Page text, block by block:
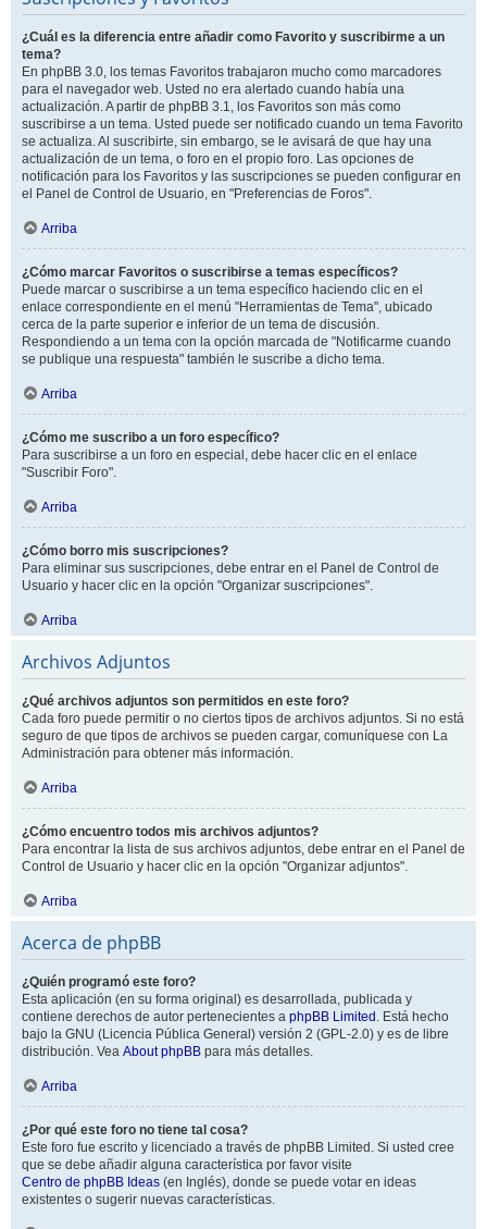
¿Cuál es la diferencia entre añadir como Favorito y suscribirme a un
tema?
En phpBB 3.0, los temas Favoritos trabajaron mucho como marcadores
para el navegador web. Usted no era alertado cuando había una
actualización. A partir de phpBB 3.1, los Favoritos son más como
suscribirse a un tema. Usted puede ser notificado cuando un tema Favorito
se actualiza. Al suscribirte, sin embargo, se le avisará de que hay una
actualización de un tema, o foro en el propio foro. Las opciones de
notificación para los Favoritos y las suscripciones se pueden configurar en
el Panel de Control de Usuario, en "Preferencias de Foros".
Arriba
¿Cómo marcar Favoritos o suscribirse a temas específicos?
Puede marcar o suscribirse a un tema específico haciendo clic en el
enlace correspondiente en el menú "Herramientas de Tema", ubicado
cerca de la parte superior e inferior de un tema de discusión.
Respondiendo a un tema con la opción marcada de "Notificarme cuando
se publique una respuesta" también le suscribe a dicho tema.
Arriba
¿Cómo me suscribo a un foro específico?
Para suscribirse a un foro en especial, debe hacer clic en el enlace
"Suscribir Foro".
Arriba
¿Cómo borro mis suscripciones?
Para eliminar sus suscripciones, debe entrar en el Panel de Control de
Usuario y hacer clic en la opción "Organizar suscripciones".
Arriba
Archivos Adjuntos
¿Qué archivos adjuntos son permitidos en este foro?
Cada foro puede permitir o no ciertos tipos de archivos adjuntos. Si no está
seguro de que tipos de archivos se pueden cargar, comuníquese con La
Administración para obtener más información.
Arriba
¿Cómo encuentro todos mis archivos adjuntos?
Para encontrar la lista de sus archivos adjuntos, debe entrar en el Panel de
Control de Usuario y hacer clic en la opción "Organizar adjuntos".
Arriba
Acerca de phpBB
¿Quién programó este foro?
Esta aplicación (en su forma original) es desarrollada, publicada y
contiene derechos de autor pertenecientes a phpBB Limited . Está hecho
bajo la GNU (Licencia Pública General) versión 2 (GPL-2.0) y es de libre
distribución. Vea About phpBB para más detalles.
Arriba
¿Por qué este foro no tiene tal cosa?
Este foro fue escrito y licenciado a través de phpBB Limited. Si usted cree
que se debe añadir alguna característica por favor visite
Centro de phpBB Ideas (en Inglés), donde se puede votar en ideas
existentes o sugerir nuevas características.